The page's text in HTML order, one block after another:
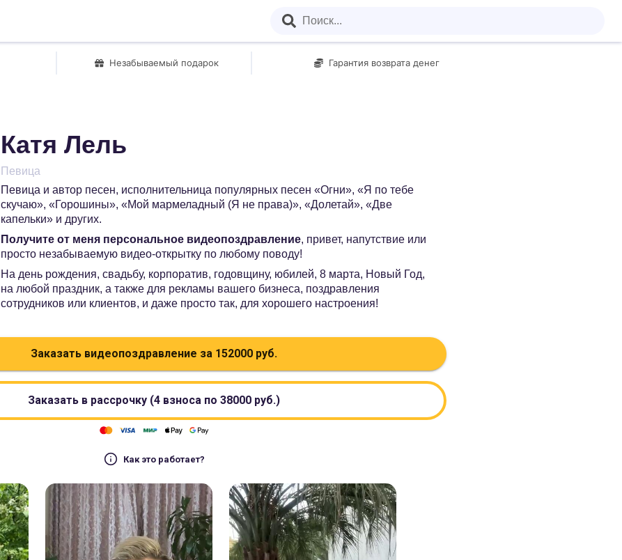
Незабываемый подарок Гарантия возврата денег
Катя Лель
Певица
Певица и автор песен, исполнительница популярных песен «Огни», «Я по тебе
скучаю», «Горошины», «Мой мармеладный (Я не права)», «Долетай», «Две
капельки» и других.
Получите от меня персональное видеопоздравление, привет, напутствие или
просто незабываемую видео-открытку по любому поводу!
На день рождения, свадьбу, корпоратив, годовщину, юбилей, 8 марта, Новый Год,
на любой праздник, а также для рекламы вашего бизнеса, поздравления
сотрудников или клиентов, и даже просто так, для хорошего настроения!
Заказать видеопоздравление за 152000 руб.
Заказать в рассрочку (4 взноса по 38000 руб.)
Как это работает?